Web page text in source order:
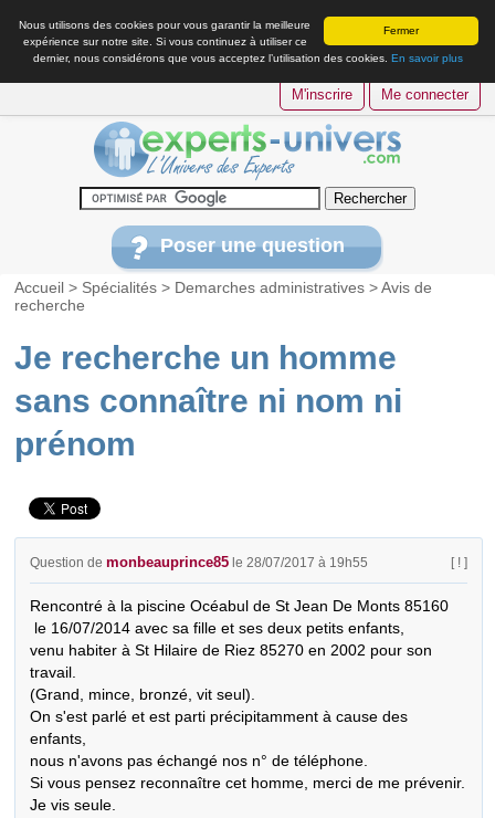
Fermer
Nous utilisons des cookies pour vous garantir la meilleure
expérience sur notre site. Si vous continuez à utiliser ce
dernier, nous considérons que vous acceptez l’utilisation des cookies. En savoir plus
M'inscrire Me connecter
Poser une question
Accueil > Spécialités > Demarches administratives >Avis de
recherche
Je recherche un homme
sans connaître ni nom ni
prénom
Question demonbeauprince85 le 28/07/2017 à 19h55 [ ! ]
Rencontré à la piscine Océabul de St Jean De Monts 85160
venu habiter à St Hilaire de Riez 85270 en 2002 pour son
travail.
(Grand, mince, bronzé, vit seul).
On s'est parlé et est parti précipitamment à cause des
enfants,
nous n'avons pas échangé nos n° de téléphone.
Si vous pensez reconnaître cet homme, merci de me prévenir.
Je vis seule.